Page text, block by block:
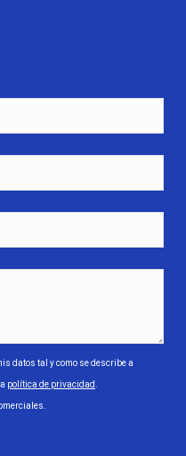
datos tal y como se describe a
política de privacidad